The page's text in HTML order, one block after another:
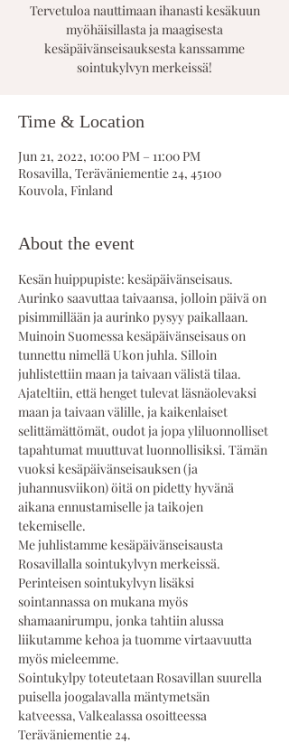
Tervetuloa nauttimaan ihanasti kesäkuun
myöhäisillasta ja maagisesta
kesäpäivänseisauksesta kanssamme
sointukylvyn merkeissä!
Time & Location
Jun 21, 2022, 10:00 PM – 11:00 PM
Rosavilla, Teräväniementie 24, 45100
Kouvola, Finland
About the event
Kesän huippupiste: kesäpäivänseisaus.
Aurinko saavuttaa taivaansa, jolloin päivä on
pisimmillään ja aurinko pysyy paikallaan.
Muinoin Suomessa kesäpäivänseisaus on
tunnettu nimellä Ukon juhla. Silloin
juhlistettiin maan ja taivaan välistä tilaa.
Ajateltiin, että henget tulevat läsnäolevaksi
maan ja taivaan välille, ja kaikenlaiset
selittämättömät, oudot ja jopa yliluonnolliset
tapahtumat muuttuvat luonnollisiksi. Tämän
vuoksi kesäpäivänseisauksen (ja
juhannusviikon) öitä on pidetty hyvänä
aikana ennustamiselle ja taikojen
tekemiselle.
Me juhlistamme kesäpäivänseisausta
Rosavillalla sointukylvyn merkeissä.
Perinteisen sointukylvyn lisäksi
sointannassa on mukana myös
shamaanirumpu, jonka tahtiin alussa
liikutamme kehoa ja tuomme virtaavuutta
myös mieleemme.
Sointukylpy toteutetaan Rosavillan suurella
puisella joogalavalla mäntymetsän
katveessa, Valkealassa osoitteessa
Teräväniementie 24.